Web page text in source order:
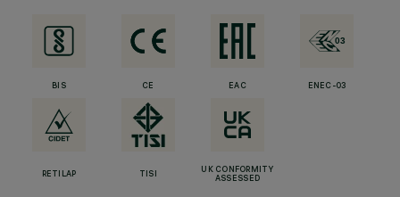
BIS CE EAC ENEC-03
RETILAP TISI
UK CONFORMITY
ASSESSED